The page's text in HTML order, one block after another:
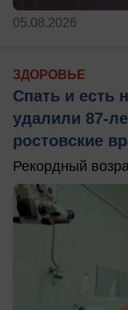
05.08.2026
ЗДОРОВЬЕ
Спать и есть
удалили 87-
ростовские
Рекордный